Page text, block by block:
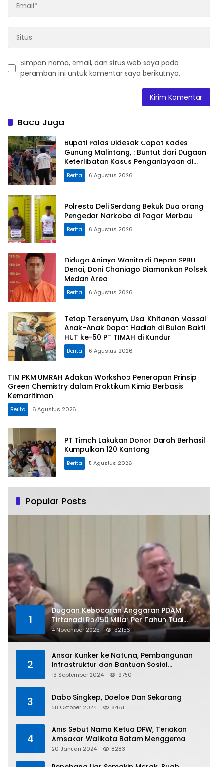
Simpan nama, email, dan situs web saya pada
peramban ini untuk komentar saya berikutnya.
Baca Juga
Bupati Palas Didesak Copot Kades
Gunung Malintang, : Buntut dari Dugaan
Keterlibatan Kasus Penganiayaan di
Dusun Balaka
Berita 6 Agustus 2026
Polresta Deli Serdang Bekuk Dua orang
Pengedar Narkoba di Pagar Merbau
Berita 6 Agustus 2026
Diduga Aniaya Wanita di Depan SPBU
Denai, Doni Chaniago Diamankan Polsek
Medan Area
Berita 6 Agustus 2026
Tetap Tersenyum, Usai Khitanan Massal
Anak-Anak Dapat Hadiah di Bulan Bakti
HUT ke-50 PT TIMAH di Kundur
Berita 6 Agustus 2026
TIM PKM UMRAH Adakan Workshop Penerapan Prinsip
Green Chemistry dalam Praktikum Kimia Berbasis
Kemaritiman
Berita 6 Agustus 2026
PT Timah Lakukan Donor Darah Berhasil
Kumpulkan 120 Kantong
Berita 5 Agustus 2026
Popular Posts
1
Dugaan Kebocoran Anggaran PDAM
Tirtanadi Rp450 Miliar Per Tahun Tuai
Kritikan
4 November 2025 32156
2
Ansar Kunker ke Natuna, Pembangunan
Infrastruktur dan Bantuan Sosial
Direalisasikan Hingga Pulau Tiga
13 September 2024 9750
3 Dabo Singkep, Doeloe Dan Sekarang
28 Oktober 2024 8461
4
Anis Sebut Nama Ketua DPW, Teriakan
Amsakar Walikota Batam Menggema
20 Januari 2024 8283